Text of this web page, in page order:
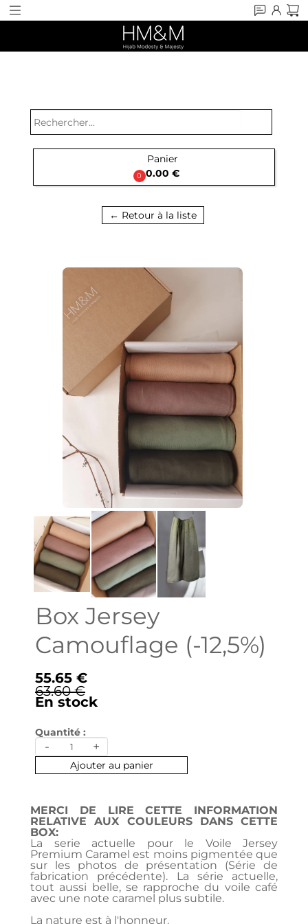
0
Panier
0.00 €
← Retour à la liste
Box Jersey
Camouflage (-12,5%)
55.65 €
63.60 €
En stock
Quantité :
- +
Ajouter au panier
MERCI DE LIRE CETTE INFORMATION
RELATIVE AUX COULEURS DANS CETTE
BOX:
La serie actuelle pour le Voile Jersey
Premium Caramel est moins pigmentée que
sur les photos de présentation (Série de
fabrication précédente). La série actuelle,
tout aussi belle, se rapproche du voile café
avec une note caramel plus subtile.
La nature est à l'honneur.